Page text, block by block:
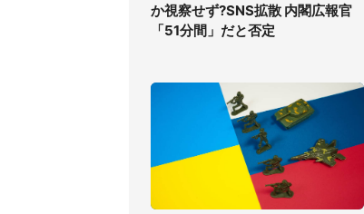
か視察せず?SNS拡散 内閣広報官
「51分間」だと否定